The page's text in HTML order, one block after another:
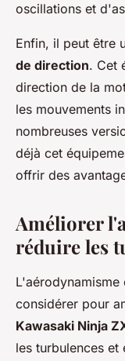
oscillations et
Enfin, il peut être
de direction. Cet
direction de la
les mouvements
nombreuses
déjà cet
offrir des
Améliorer
réduire les
L'aérodynamisme
considérer pour
Kawasaki Ninja
les turbulences